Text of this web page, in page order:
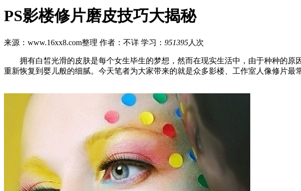
PS影楼修片磨皮技巧大揭秘
来源：www.16xx8.com整理 作者：不详 学习： 951395人次
拥有白皙光滑的皮肤是每个女生毕生的梦想，然而在现实生活中，由于种种的原
重新恢复到婴儿般的细腻。今天笔者为大家带来的就是众多影楼、工作室人像修片最